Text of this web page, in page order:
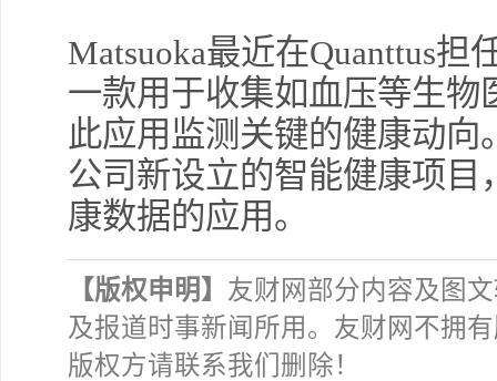
Matsuoka最近在Quanttus
一款用于收集如血压等生
此应用监测关键的健康动向
公司新设立的智能健康项目
康数据的应用。
【版权申明】 友财网部分内容及图
及报道时事新闻所用。友财网不拥
版权方请联系我们删除！